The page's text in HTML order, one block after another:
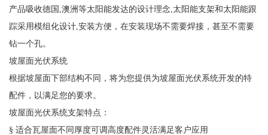
产品吸收德国,澳洲等太阳能发达的设计理念,太阳能支架和太阳能跟
踪采用模组化设计,安装方便，在安装现场不需要焊接，甚至不需要
钻一个孔。
坡屋面光伏系统
根据坡屋面下部结构不同，将为您提供为坡屋面光伏系统开发的特
配件，以满足您的要求。
坡屋面光伏系统支架特点：
§ 适合瓦屋面不同厚度可调高度配件灵活满足客户应用